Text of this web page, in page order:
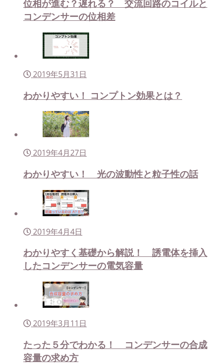
位相が進む？遅れる？ 交流回路のコイルと
コンデンサーの位相差
2019年5月31日
わかりやすい！ コンプトン効果とは？
2019年4月27日
わかりやすい！ 光の波動性と粒子性の話
2019年4月4日
わかりやすく基礎から解説！ 誘電体を挿入
したコンデンサーの電気容量
2019年3月11日
たった５分でわかる！ コンデンサーの合成
容量の求め方